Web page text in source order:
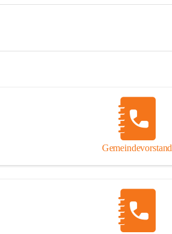
Gemeindevorstand